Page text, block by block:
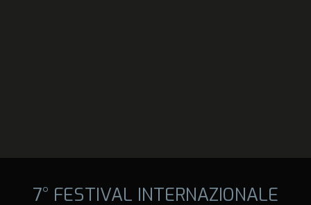
7° FESTIVAL INTERNAZIONALE